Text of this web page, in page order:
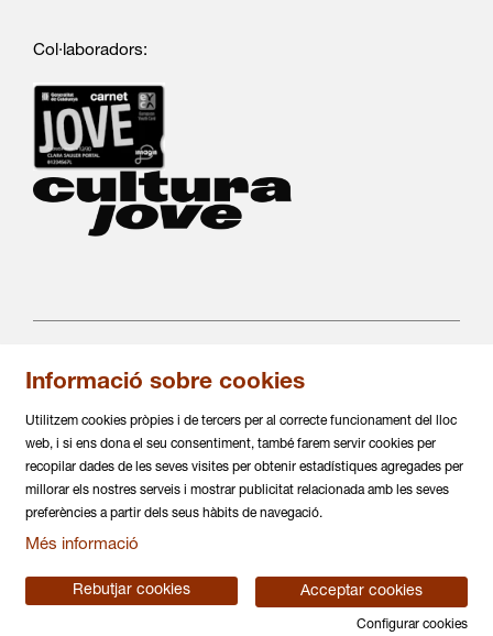
Col·laboradors:
C/ Salvà 86
936 317 882
info@daualsecartsesceniques.cat
Sitemap | Avís Legal | Política de privacitat
Ús de Cookies
Informació sobre cookies
Utilitzem cookies pròpies i de tercers per al correcte funcionament del lloc
web, i si ens dona el seu consentiment, també farem servir cookies per
recopilar dades de les seves visites per obtenir estadístiques agregades per
millorar els nostres serveis i mostrar publicitat relacionada amb les seves
preferències a partir dels seus hàbits de navegació.
Més informació
Acceptar cookies
Rebutjar cookies
Configurar cookies